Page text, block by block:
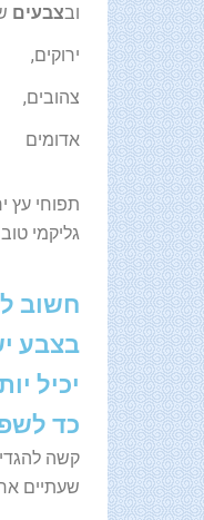
ובצבעים
ירוקים,
צהובים,
אדומים
תפוחי עץ
גליקמי
חשוב
בצבע
יכיל
כד
קשה
שעתיים